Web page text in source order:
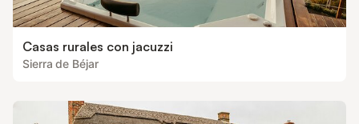
Casas rurales con jacuzzi
Sierra de Béjar